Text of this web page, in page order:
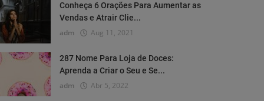
Conheça 6 Orações Para Aumentar as
Vendas e Atrair Clie...
adm Aug 11, 2021
287 Nome Para Loja de Doces:
Aprenda a Criar o Seu e Se...
adm Abr 5, 2022